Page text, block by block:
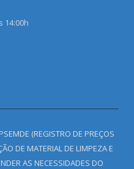
14:00h
(REGISTRO DE PREÇOS
DE MATERIAL DE LIMPEZA E
AS NECESSIDADES DO